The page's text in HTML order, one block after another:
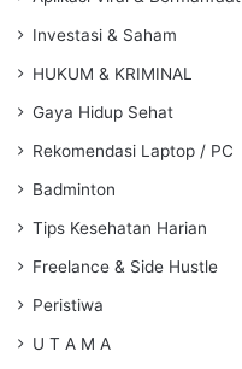
Investasi & Saham
HUKUM & KRIMINAL
Gaya Hidup Sehat
Rekomendasi Laptop / PC
Badminton
Tips Kesehatan Harian
Freelance & Side Hustle
Peristiwa
U T A M A